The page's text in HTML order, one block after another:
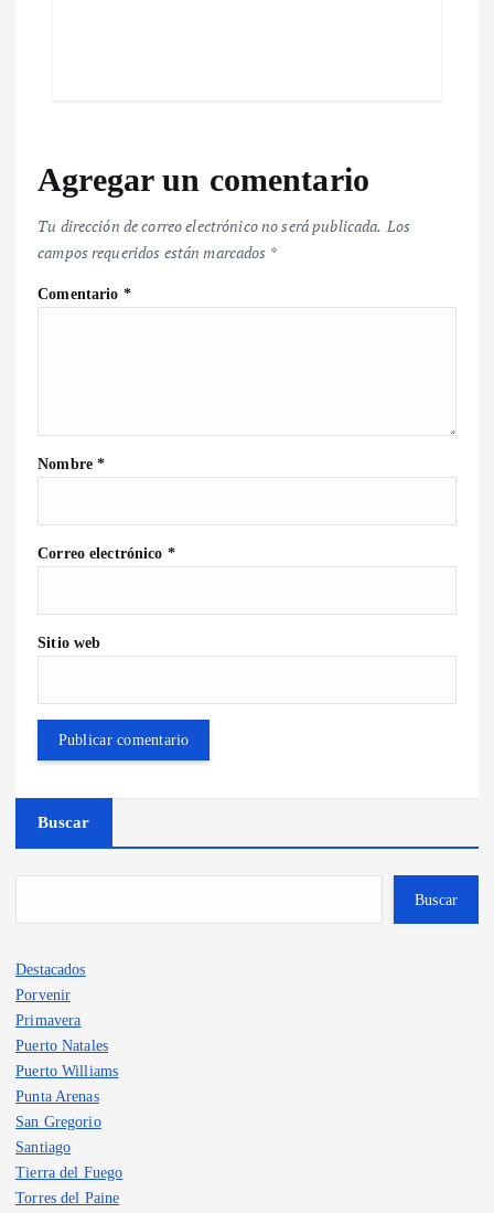
Agregar un comentario
Tu dirección de correo electrónico no será publicada. Los
campos requeridos están marcados *
Comentario *
Nombre*
Correo electrónico *
Sitio web
Buscar
Buscar
Destacados
Porvenir
Primavera
Puerto Natales
Puerto Williams
Punta Arenas
San Gregorio
Santiago
Tierra del Fuego
Torres del Paine